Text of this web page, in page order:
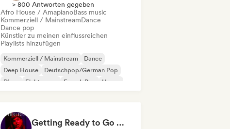
> 800 Antworten gegeben
Afro House / AmapianoBass music
Kommerziell / MainstreamDance
Dance pop
Künstler zu meinen einflussreichen
Playlists hinzufügen
Kommerziell / Mainstream
Dance
Deep House
Deutschpop/German Pop
Disco
Elektropop French Pop House
Getting Ready to Go Out 🍒💋